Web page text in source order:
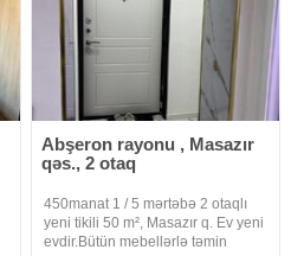
Abşeron rayonu , Masazır
qəs., 2 otaq
450manat 1 / 5 mərtəbə 2 otaqlı
yeni tikili 50 m², Masazır q. Ev yeni
evdir.Bütün mebellərlə təmin